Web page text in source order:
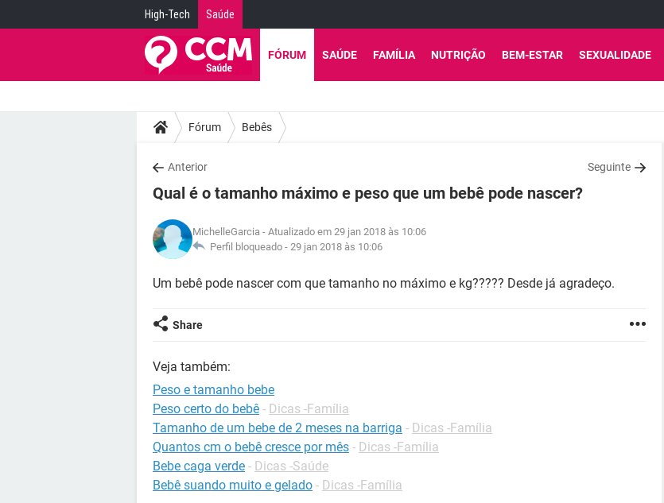
High-Tech Saúde
FÓRUM SAÚDE FAMÍLIA NUTRIÇÃO BEM-ESTAR SEXUALIDADE
Fórum Bebês
Anterior Seguinte
Qual é o tamanho máximo e peso que um bebê pode nascer?
MichelleGarcia - Atualizado em 29 jan 2018 às 10:06
Perfil bloqueado - 29 jan 2018 às 10:06
Um bebê pode nascer com que tamanho no máximo e kg????? Desde já agradeço.
Share
Veja também:
Peso e tamanho bebe
Peso certo do bebê - Dicas -Família
Tamanho de um bebe de 2 meses na barriga - Dicas -Família
Quantos cm o bebê cresce por mês - Dicas -Família
Bebe caga verde - Dicas -Saúde
Bebê suando muito e gelado - Dicas -Família